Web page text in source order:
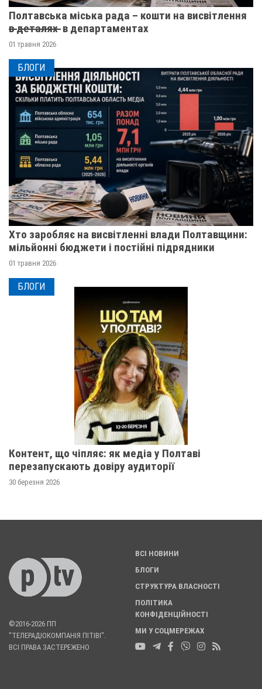
Полтавська міська рада – кошти на висвітлення
в̶ ̶д̶е̶т̶а̶л̶я̶х̶ ̶ в департаментах
01 травня 2026
БЛОГИ
Хто заробляє на висвітленні влади Полтавщини:
мільйонні бюджети і постійні підрядники
01 травня 2026
БЛОГИ
Контент, що чіпляє: як медіа у Полтаві
перезапускають довіру аудиторії
30 березня 2026
©2016-2026 ПП
"ТЕЛЕРАДІОКОМПАНІЯ ПІТІВІ".
ВСІ ПРАВА ЗАСТЕРЕЖЕНО
ВСІ НОВИНИ
БЛОГИ
СТРУКТУРА ВЛАСНОСТІ
ПОЛІТИКА
КОНФІДЕНЦІЙНОСТІ
МИ У СОЦМЕРЕЖАХ